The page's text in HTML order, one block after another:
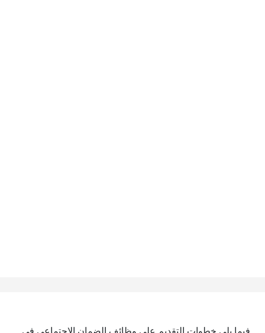
فيما يلي خطوات التقديم على وظائف الضمان الاجتماعي في